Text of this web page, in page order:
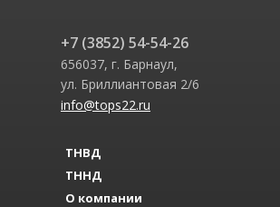
+7 (3852) 54-54-26
656037, г. Барнаул,
ул. Бриллиантовая 2/6
info@tops22.ru
ТНВД
ТННД
О компании